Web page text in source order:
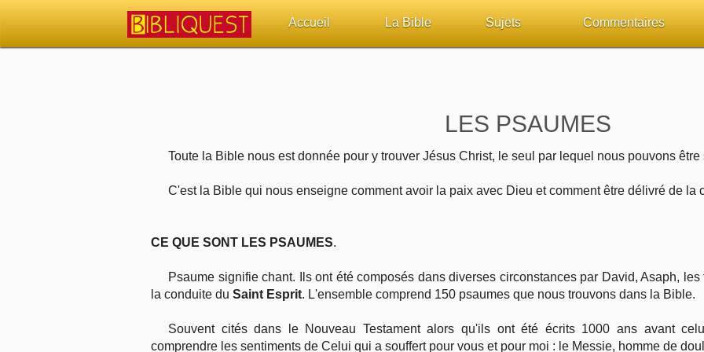
Accueil
Librairies, éditeurs
La Bible
Au sujet de la Bible
Sujets
L'Évangile, le Salut
Sanctification
Commentaires
Commentaires
LES PSAUMES
Toute la Bible nous est donnée pour y trouver Jésus Christ, le seul par lequel nous pouvons être
C'est la Bible qui nous enseigne comment avoir la paix avec Dieu et comment être délivré de la
CE QUE SONT LES PSAUMES.
Psaume signifie chant. Ils ont été composés dans diverses circonstances par David, Asaph,
la conduite du Saint Esprit. L'ensemble comprend 150 psaumes que nous trouvons dans la Bible.
Souvent cités dans le Nouveau Testament alors qu'ils ont été écrits 1000 ans avant
comprendre les sentiments de Celui qui a souffert pour vous et pour moi : le Messie, homme de